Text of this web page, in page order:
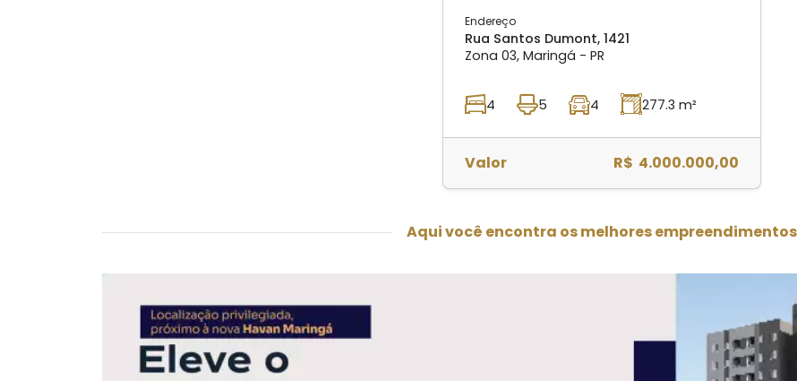
Endereço
Rua Santos Dumont, 1421
Zona 03, Maringá - PR
4 5 4 277.3 m²
Valor R$ 4.000.000,00
Aqui você encontra os melhores empreendimentos